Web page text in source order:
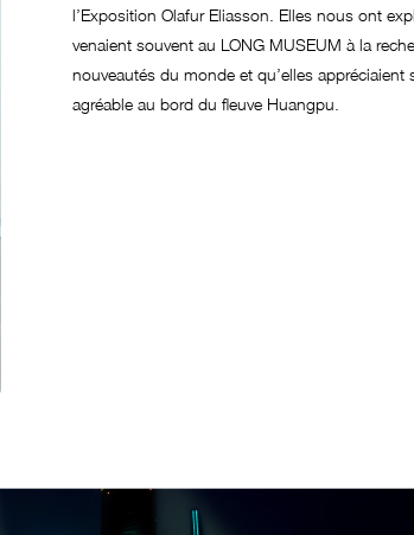
l’Exposition Olafur Eliasson. Elles nous ont
venaient souvent au LONG MUSEUM à la
nouveautés du monde et qu’elles appréciaient
agréable au bord du fleuve Huangpu.